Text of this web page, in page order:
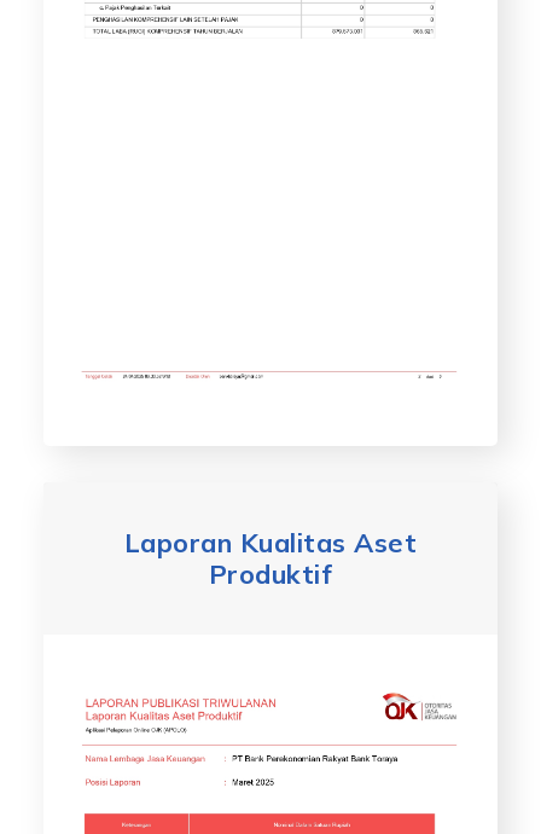
Laporan Kualitas Aset
Produktif